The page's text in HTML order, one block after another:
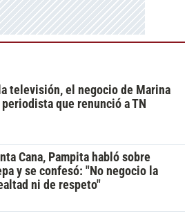
televisión, el negocio de Marina
que renunció a TN
Cana, Pampita habló sobre
y se confesó: "No negocio la
ni de respeto"